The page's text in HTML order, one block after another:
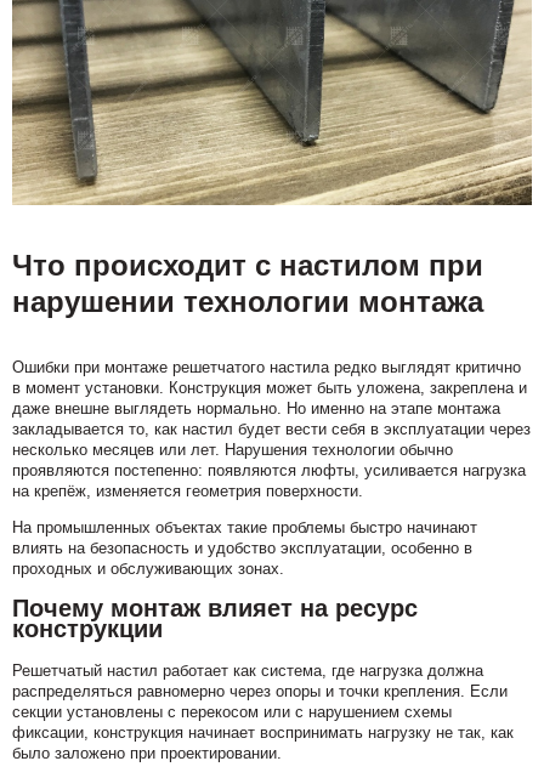
Что происходит с настилом при
нарушении технологии монтажа
Ошибки при монтаже решетчатого настила редко выглядят критично
в момент установки. Конструкция может быть уложена, закреплена и
даже внешне выглядеть нормально. Но именно на этапе монтажа
закладывается то, как настил будет вести себя в эксплуатации через
несколько месяцев или лет. Нарушения технологии обычно
проявляются постепенно: появляются люфты, усиливается нагрузка
на крепёж, изменяется геометрия поверхности.
На промышленных объектах такие проблемы быстро начинают
влиять на безопасность и удобство эксплуатации, особенно в
проходных и обслуживающих зонах.
Почему монтаж влияет на ресурс
конструкции
Решетчатый настил работает как система, где нагрузка должна
распределяться равномерно через опоры и точки крепления. Если
секции установлены с перекосом или с нарушением схемы
фиксации, конструкция начинает воспринимать нагрузку не так, как
было заложено при проектировании.